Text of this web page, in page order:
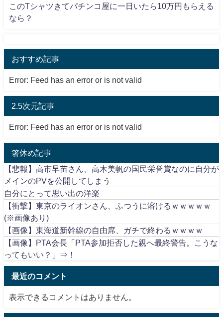
このTシャツきてパチンコ屋に一日いたら10万円もらえる
なら？
おすすめ記事
Error: Feed has an error or is not valid
2.5次元記事
Error: Feed has an error or is not valid
箸休め記事
【悲報】高市早苗さん、高木美帆の国民栄誉賞なのに自分が
メインのPVを公開してしまう
自分にとって思い出の洋楽
【衝撃】東京のライオンさん、ふつうに溶けるｗｗｗｗｗ
(※画像あり)
【画像】東海道新幹線の自由席、ガチで終わるｗｗｗｗ
【画像】PTA会長「PTA参加拒否した親へ最終警告。こうな
ってもいい？」⇒！
最近のコメント
表示できるコメントはありません。